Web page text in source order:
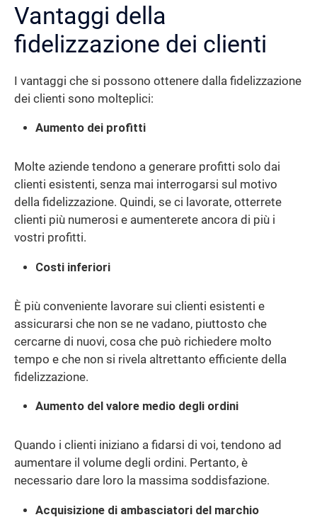
Vantaggi della
fidelizzazione dei clienti
I vantaggi che si possono ottenere dalla fidelizzazione
dei clienti sono molteplici:
Aumento dei profitti
Molte aziende tendono a generare profitti solo dai
clienti esistenti, senza mai interrogarsi sul motivo
della fidelizzazione. Quindi, se ci lavorate, otterrete
clienti più numerosi e aumenterete ancora di più i
vostri profitti.
Costi inferiori
È più conveniente lavorare sui clienti esistenti e
assicurarsi che non se ne vadano, piuttosto che
cercarne di nuovi, cosa che può richiedere molto
tempo e che non si rivela altrettanto efficiente della
fidelizzazione.
Aumento del valore medio degli ordini
Quando i clienti iniziano a fidarsi di voi, tendono ad
aumentare il volume degli ordini. Pertanto, è
necessario dare loro la massima soddisfazione.
Acquisizione di ambasciatori del marchio